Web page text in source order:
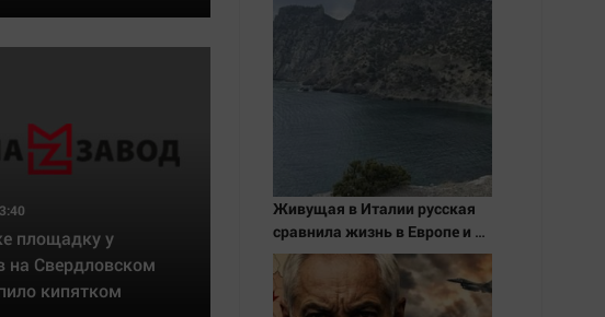
площадку у
на Свердловском
кипятком
Живущая в Италии русская
сравнила жизнь в Европе и в
Крыму